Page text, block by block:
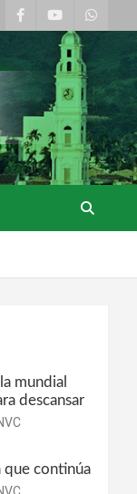
mundial
descansar
que continúa